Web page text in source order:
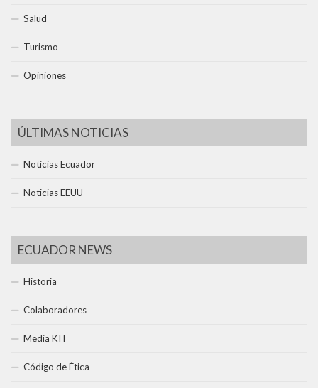
Salud
Turismo
Opiniones
ÚLTIMAS NOTICIAS
Noticias Ecuador
Noticias EEUU
ECUADOR NEWS
Historia
Colaboradores
Media KIT
Código de Ética